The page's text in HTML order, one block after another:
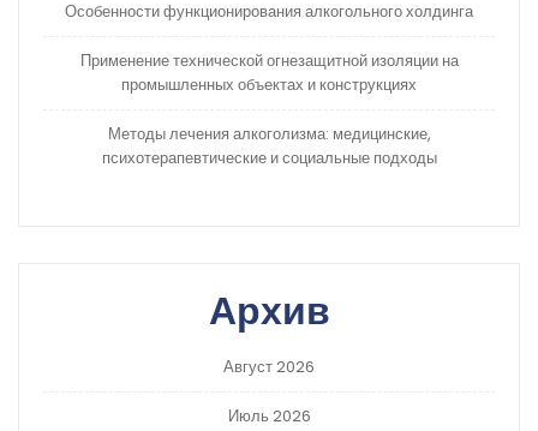
Особенности функционирования алкогольного холдинга
Применение технической огнезащитной изоляции на
промышленных объектах и конструкциях
Методы лечения алкоголизма: медицинские,
психотерапевтические и социальные подходы
Архив
Август 2026
Июль 2026